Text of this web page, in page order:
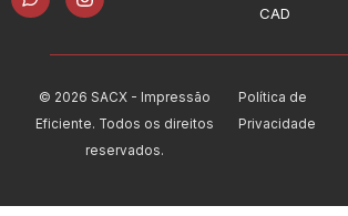
n
s
a
r
a
CAD
© 2026 SACX - Impressão
Eficiente. Todos os direitos
reservados.
Política de
Privacidade